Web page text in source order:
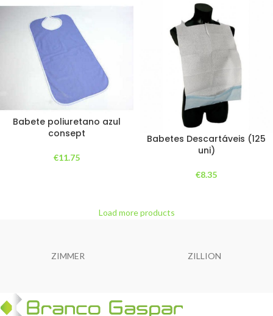
Babete poliuretano azul
consept
€11.75
Babetes Descartáveis (125
uni)
€8.35
Load more products
ZIMMER ZILLION